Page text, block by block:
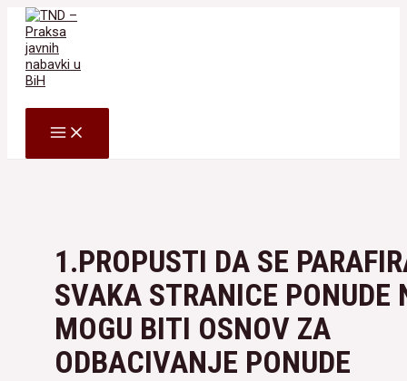
Skip
content
MAIN
MENU
1.PROPUSTI DA SE
SVAKA STRANICE PONUDE
MOGU BITI OSNOV ZA
ODBACIVANJE PONUDE